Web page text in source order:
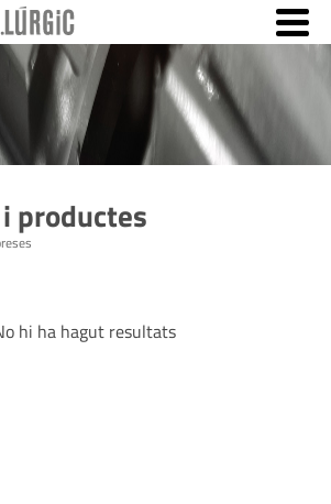
productes
hi ha hagut resultats